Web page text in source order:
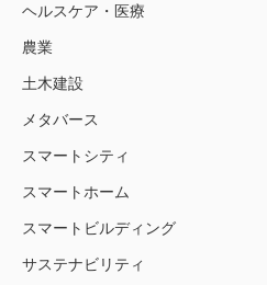
ヘルスケア・医療
農業
土木建設
メタバース
スマートシティ
スマートホーム
スマートビルディング
サステナビリティ